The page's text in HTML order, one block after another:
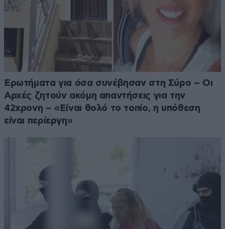
Ερωτήματα για όσα συνέβησαν στη Σύρο – Οι
Αρχές ζητούν ακόμη απαντήσεις για την
42χρονη – «Είναι θολό το τοπίο, η υπόθεση
είναι περίεργη»